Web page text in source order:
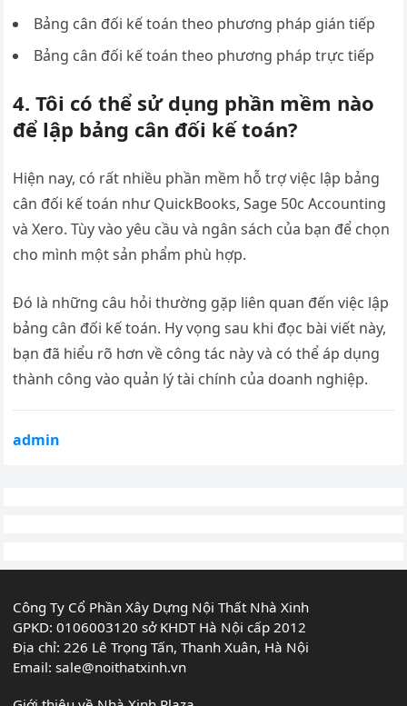
Bảng cân đối kế toán theo phương pháp gián tiếp
Bảng cân đối kế toán theo phương pháp trực tiếp
4. Tôi có thể sử dụng phần mềm nào
để lập bảng cân đối kế toán?
Hiện nay, có rất nhiều phần mềm hỗ trợ việc lập bảng
cân đối kế toán như QuickBooks, Sage 50c Accounting
và Xero. Tùy vào yêu cầu và ngân sách của bạn để chọn
cho mình một sản phẩm phù hợp.
Đó là những câu hỏi thường gặp liên quan đến việc lập
bảng cân đối kế toán. Hy vọng sau khi đọc bài viết này,
bạn đã hiểu rõ hơn về công tác này và có thể áp dụng
thành công vào quản lý tài chính của doanh nghiệp.
admin
Công Ty Cổ Phần Xây Dựng Nội Thất Nhà Xinh
GPKD: 0106003120 sở KHDT Hà Nội cấp 2012
Địa chỉ: 226 Lê Trọng Tấn, Thanh Xuân, Hà Nội
Email:sale@noithatxinh.vn